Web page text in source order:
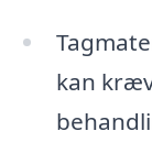
kan